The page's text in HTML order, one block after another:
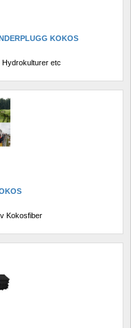
KOKOS
etc
Kokosfiber